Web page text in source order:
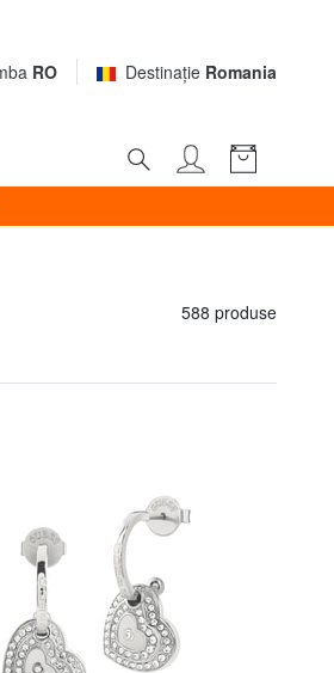
RO Destinaţie Romania
588 produse